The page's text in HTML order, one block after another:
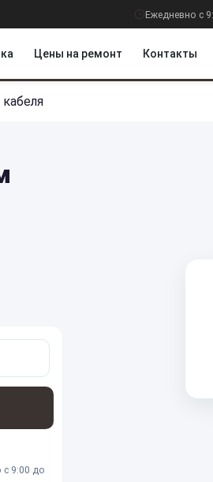
Ежедневно с
Цены на ремонт Контакты
с 9:00 до